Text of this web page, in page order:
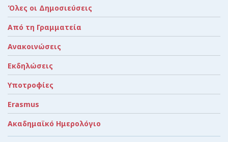
Όλες οι Δημοσιεύσεις
Από τη Γραμματεία
Ανακοινώσεις
Εκδηλώσεις
Υποτροφίες
Erasmus
Ακαδημαϊκό Ημερολόγιο